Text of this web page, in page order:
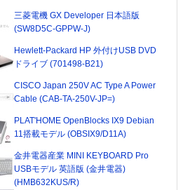
三菱電機 GX Developer 日本語版
(SW8D5C-GPPW-J)
Hewlett-Packard HP 外付けUSB DVD
ドライブ (701498-B21)
CISCO Japan 250V AC Type A Power
Cable (CAB-TA-250V-JP=)
PLAT'HOME OpenBlocks IX9 Debian
11搭載モデル (OBSIX9/D11A)
金井電器産業 MINI KEYBOARD Pro
USBモデル 英語版 (金井電器)
(HMB632KUS/R)